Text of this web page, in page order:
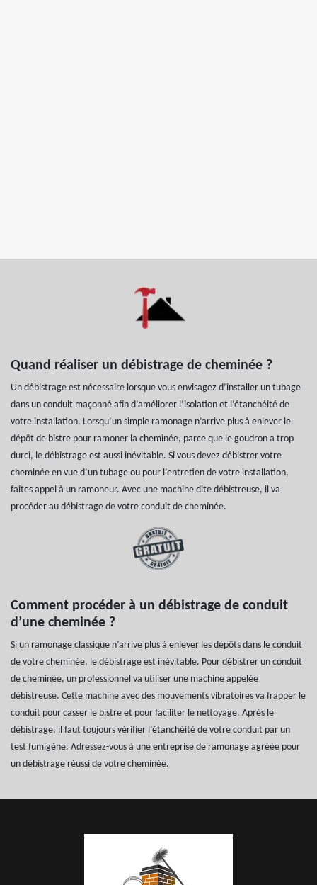
Quand réaliser un débistrage de cheminée ?
Un débistrage est nécessaire lorsque vous envisagez d’installer un tubage
dans un conduit maçonné afin d’améliorer l’isolation et l’étanchéité de
votre installation. Lorsqu’un simple ramonage n’arrive plus à enlever le
dépôt de bistre pour ramoner la cheminée, parce que le goudron a trop
durci, le débistrage est aussi inévitable. Si vous devez débistrer votre
cheminée en vue d’un tubage ou pour l’entretien de votre installation,
faites appel à un ramoneur. Avec une machine dite débistreuse, il va
procéder au débistrage de votre conduit de cheminée.
Comment procéder à un débistrage de conduit
d’une cheminée ?
Si un ramonage classique n’arrive plus à enlever les dépôts dans le conduit
de votre cheminée, le débistrage est inévitable. Pour débistrer un conduit
de cheminée, un professionnel va utiliser une machine appelée
débistreuse. Cette machine avec des mouvements vibratoires va frapper le
conduit pour casser le bistre et pour faciliter le nettoyage. Après le
débistrage, il faut toujours vérifier l’étanchéité de votre conduit par un
test fumigène. Adressez-vous à une entreprise de ramonage agréée pour
un débistrage réussi de votre cheminée.